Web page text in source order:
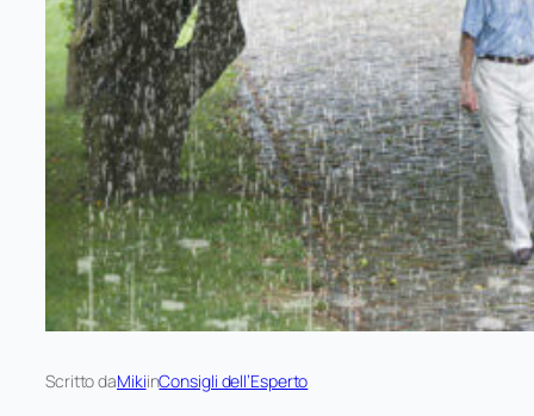
Scritto daMikiinConsigli dell’Esperto